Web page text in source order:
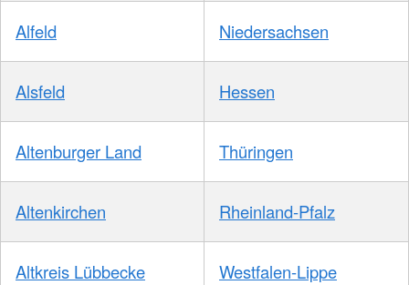
Alfeld Niedersachsen
Alsfeld Hessen
Altenburger Land Thüringen
Altenkirchen Rheinland-Pfalz
Altkreis Lübbecke Westfalen-Lippe